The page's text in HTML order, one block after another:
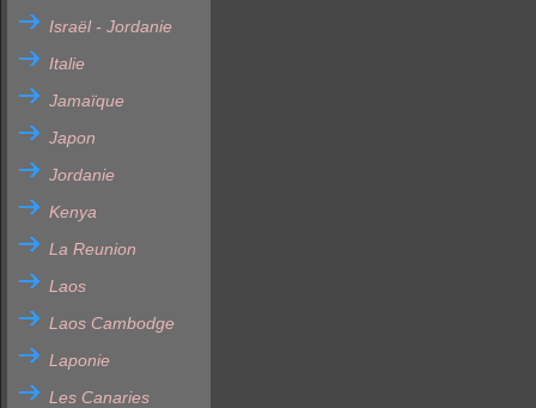
Israël - Jordanie
Italie
Jamaïque
Japon
Jordanie
Kenya
La Reunion
Laos
Laos Cambodge
Laponie
Les Canaries